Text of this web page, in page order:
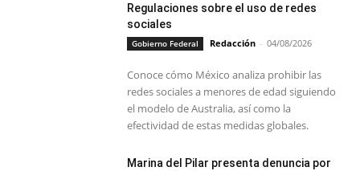
Regulaciones sobre el uso de redes
sociales
Gobierno Federal Redacción - 04/08/2026
Conoce cómo México analiza prohibir las
redes sociales a menores de edad siguiendo
el modelo de Australia, así como la
efectividad de estas medidas globales.
Marina del Pilar presenta denuncia por